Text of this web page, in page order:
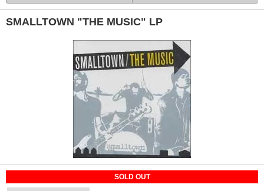
SMALLTOWN "THE MUSIC" LP
SOLD OUT